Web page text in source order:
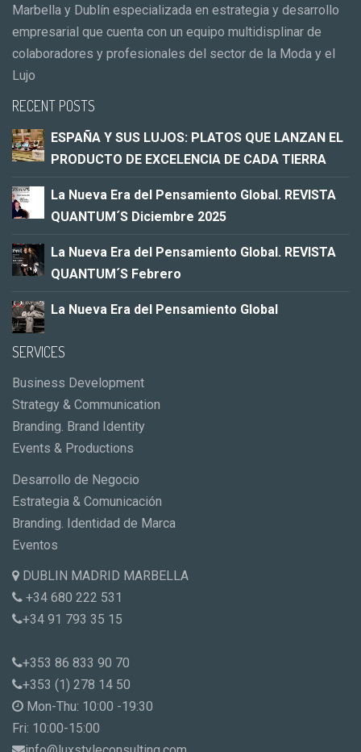
Marbella y Dublín especializada en estrategia y desarrollo
empresarial que cuenta con un equipo multidisplinar de
colaboradores y profesionales del sector de la Moda y el
Lujo
RECENT POSTS
ESPAÑA Y SUS LUJOS: PLATOS QUE LANZAN EL
PRODUCTO DE EXCELENCIA DE CADA TIERRA
La Nueva Era del Pensamiento Global. REVISTA
QUANTUM´S Diciembre 2025
La Nueva Era del Pensamiento Global. REVISTA
QUANTUM´S Febrero
La Nueva Era del Pensamiento Global
SERVICES
Business Development
Strategy & Communication
Branding. Brand Identity
Events & Productions
Desarrollo de Negocio
Estrategia & Comunicación
Branding. Identidad de Marca
Eventos
DUBLIN MADRID MARBELLA
+34 680 222 531
+34 91 793 35 15
+353 86 833 90 70
+353 (1) 278 14 50
Mon-Thu: 10:00 -19:30
Fri: 10:00-15:00